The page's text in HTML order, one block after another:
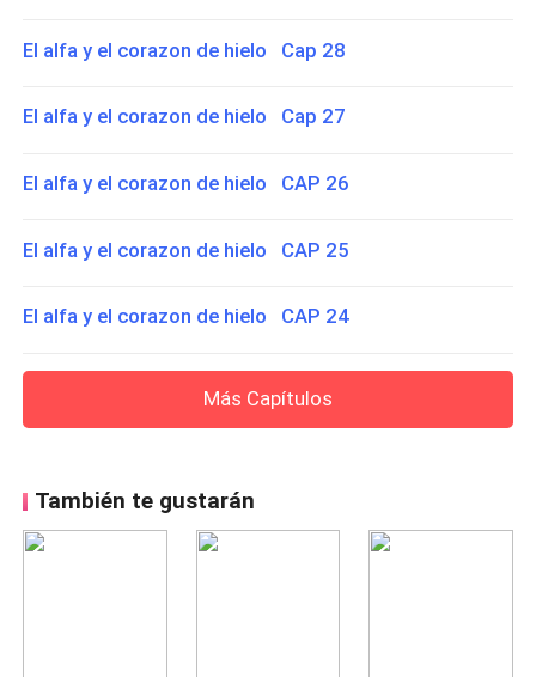
El alfa y el corazon de hielo Cap 28
El alfa y el corazon de hielo Cap 27
El alfa y el corazon de hielo CAP 26
El alfa y el corazon de hielo CAP 25
El alfa y el corazon de hielo CAP 24
Más Capítulos
También te gustarán